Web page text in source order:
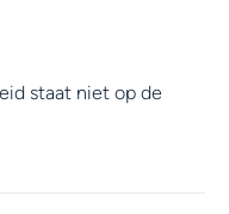
staat niet op de